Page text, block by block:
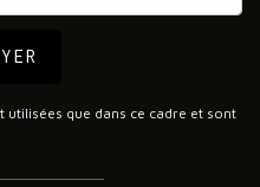
que dans ce cadre et sont